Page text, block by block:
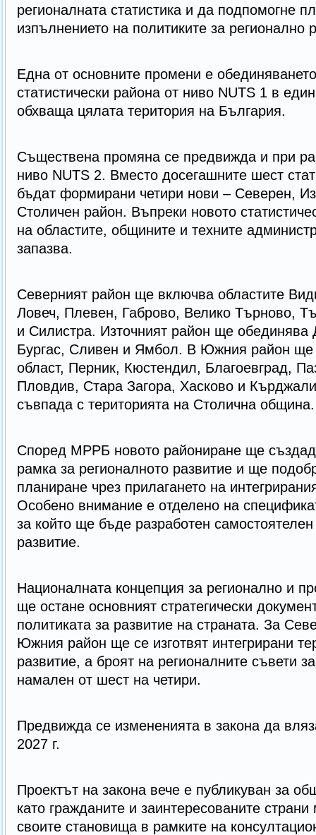
регионалната статистика и да подпомогне
изпълнението на политиките за регионално
Една от основните промени е
статистически района от ниво NUTS 1 в
обхваща цялата територия на България.
Съществена промяна се предвижда и при
ниво NUTS 2. Вместо досегашните шест
бъдат формирани четири нови – Северен,
Столичен район. Въпреки новото
на областите, общините и техните
запазва.
Северният район ще включва областите
Ловеч, Плевен, Габрово, Велико Търново,
и Силистра. Източният район ще
Бургас, Сливен и Ямбол. В Южния район
област, Перник, Кюстендил, Благоевград,
Пловдив, Стара Загора, Хасково и
съвпада с територията на Столична община.
Според МРРБ новото райониране ще
рамка за регионалното развитие и ще
планиране чрез прилагането на
Особено внимание е отделено на
за който ще бъде разработен
развитие.
Националната концепция за регионално и
ще остане основният стратегически
политиката за развитие на страната. За
Южния район ще се изготвят интегрирани
развитие, а броят на регионалните съвети
намален от шест на четири.
Предвижда се измененията в закона да
2027 г.
Проектът на закона вече е публикуван за
като гражданите и заинтересованите
своите становища в рамките на